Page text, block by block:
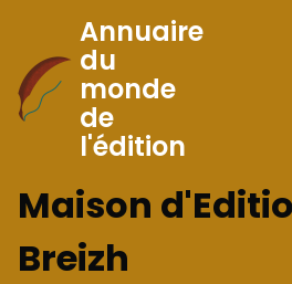
Skip
to
Content
Annuaire
du
monde
de
l'édition
Maison
Breizh